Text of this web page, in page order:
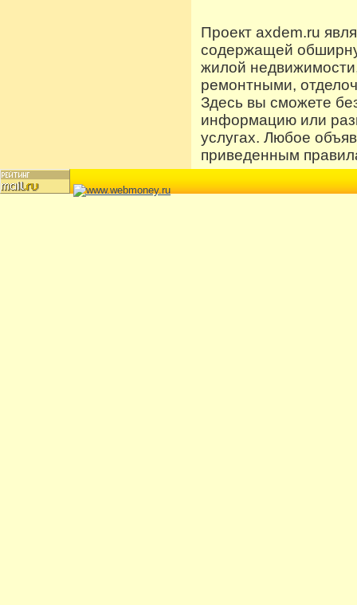
Проект axdem.ru
содержащей
жилой
ремонтными,
Здесь вы сможете
информацию или
услугах. Любое
приведенным